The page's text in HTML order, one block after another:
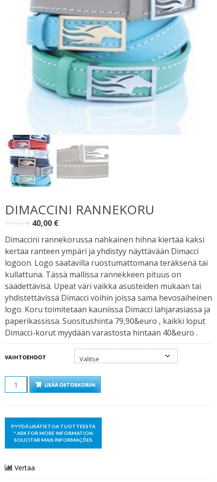
DIMACCINI RANNEKORU
79,90€ Alkuperäinen
hinta
oli:
79,90 €.
40,00 €Nykyinen
hinta
on:
40,00 €.
Dimaccini rannekorussa nahkainen hihna kiertää kaksi
kertaa ranteen ympäri ja yhdistyy näyttävään Dimacci
logoon. Logo saatavilla ruostumattomana teräksenä tai
kullattuna. Tässä mallissa rannekkeen pituus on
säädettävisä. Upeat väri vaikka asusteiden mukaan tai
yhdistettävissä Dimacci vöihin joissa sama hevosaiheinen
logo. Koru toimitetaan kauniissa Dimacci lahjarasiassa ja
paperikassissa. Suositushinta 79,90&euro , kaikki loput
Dimacci-korut myydään varastosta hintaan 40&euro .
VAIHTOEHDOT
LISÄÄ OSTOSKORIIN
Vertaa